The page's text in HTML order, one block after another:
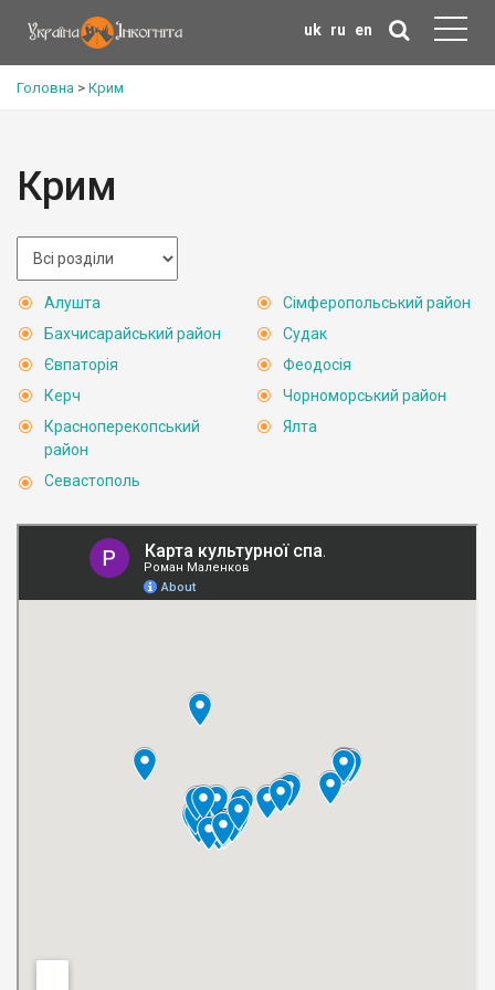
uk ru en
Головна > Крим
Крим
Алушта
Бахчисарайський район
Євпаторія
Керч
Красноперекопський
район
Севастополь
Сімферопольський район
Судак
Феодосія
Чорноморський район
Ялта